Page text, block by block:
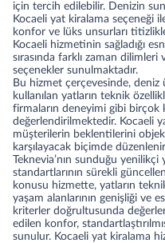
için tercih edilebilir. Denizin
Kocaeli yat kiralama seçeneği
konfor ve lüks unsurları
Kocaeli hizmetinin sağladığı
sırasında farklı zaman
seçenekler sunulmaktadır.
Bu hizmet çerçevesinde, deniz
kullanılan yatların teknik
firmaların deneyimi gibi birçok
değerlendirilmektedir. Kocaeli
müşterilerin beklentilerini
karşılayacak biçimde
Teknevia’nın sunduğu
standartlarının sürekli
konusu hizmette, yatların
yaşam alanlarının genişliği ve
kriterler doğrultusunda
edilen konfor,
sunulur. Kocaeli yat kiralama